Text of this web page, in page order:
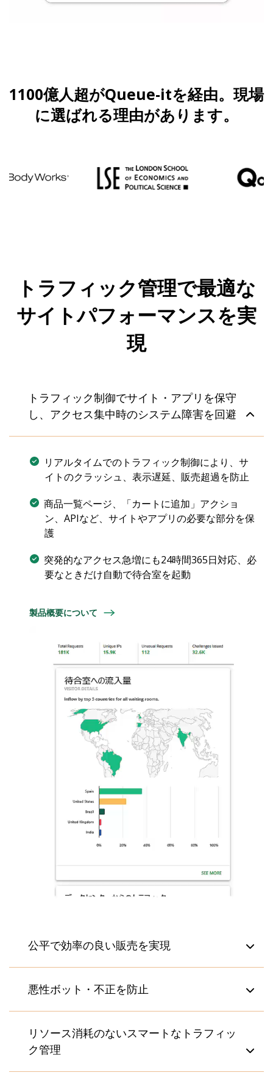
1100億人超がQueue-itを経由。現場
に選ばれる理由があります。
トラフィック管理で最適な
サイトパフォーマンスを実
現
トラフィック制御でサイト・アプリを保守
し、アクセス集中時のシステム障害を回避
リアルタイムでのトラフィック制御により、サ
イトのクラッシュ、表示遅延、販売超過を防止
商品一覧ページ、「カートに追加」アクショ
ン、APIなど、サイトやアプリの必要な部分を保
護
突発的なアクセス急増にも24時間365日対応、必
要なときだけ自動で待合室を起動
製品概要について
公平で効率の良い販売を実現
不満やトラブルをのないスムーズな販売・登録
体験に
みで、公平なアクセスを提供
悪性ボット・不正を防止
待合室をセキュリティゲートとして活用し、ボ
ットをサイト到達前に減速させ、検知し、遮断
リソース消耗のないスマートなトラフィッ
ク管理